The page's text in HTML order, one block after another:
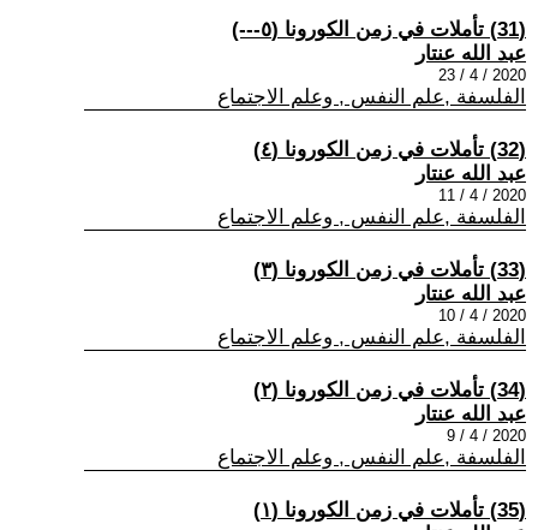
(31) تأملات في زمن الكورونا (٥---)
عبد الله عنتار
2020 / 4 / 23
الفلسفة ,علم النفس , وعلم الاجتماع
(32) تأملات في زمن الكورونا (٤)
عبد الله عنتار
2020 / 4 / 11
الفلسفة ,علم النفس , وعلم الاجتماع
(33) تأملات في زمن الكورونا (٣)
عبد الله عنتار
2020 / 4 / 10
الفلسفة ,علم النفس , وعلم الاجتماع
(34) تأملات في زمن الكورونا (٢)
عبد الله عنتار
2020 / 4 / 9
الفلسفة ,علم النفس , وعلم الاجتماع
(35) تأملات في زمن الكورونا (١)